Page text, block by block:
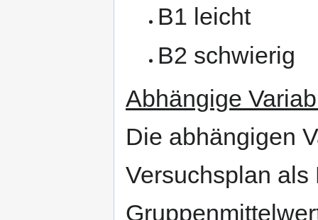
B1 leicht
B2 schwierig
Abhängige
Die abhängigen
Versuchsplan